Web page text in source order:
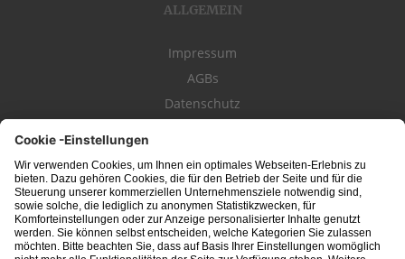
ALLGEMEIN
Impressum
AGBs
Datenschutz
schwäbischeJOBS - die Stellenbörse für die RegionBodensee, Schwaben,